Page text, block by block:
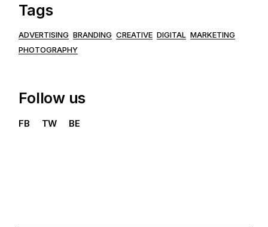
Tags
ADVERTISING BRANDING CREATIVE DIGITAL MARKETING
PHOTOGRAPHY
Follow us
FB TW BE